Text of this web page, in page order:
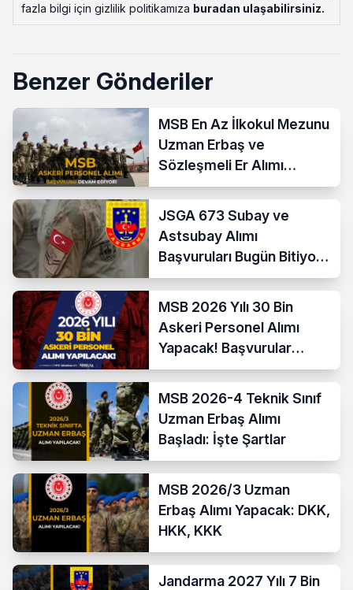
fazla bilgi için gizlilik politikamıza buradan ulaşabilirsiniz.
Benzer Gönderiler
MSB En Az İlkokul Mezunu
Uzman Erbaş ve
Sözleşmeli Er Alımı
Devam Ediyor
JSGA 673 Subay ve
Astsubay Alımı
Başvuruları Bugün Bitiyor!
İşte Şartlar ve
MSB 2026 Yılı 30 Bin
Askeri Personel Alımı
Yapacak! Başvurular
Başladı
MSB 2026-4 Teknik Sınıf
Uzman Erbaş Alımı
Başladı: İşte Şartlar
MSB 2026/3 Uzman
Erbaş Alımı Yapacak: DKK,
HKK, KKK
Jandarma 2027 Yılı 7 Bin